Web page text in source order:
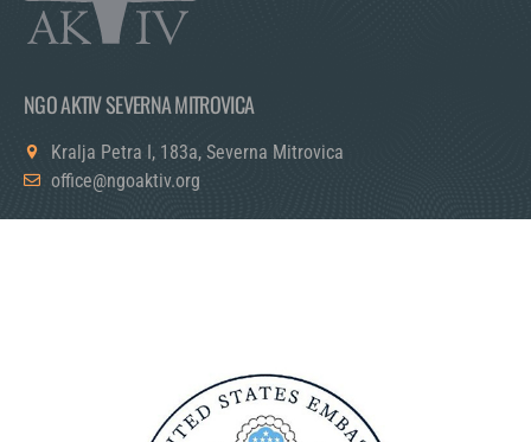
NGO AKTIV SEVERNA MITROVICA
Kralja Petra I, 183a, Severna Mitrovica
office@ngoaktiv.org